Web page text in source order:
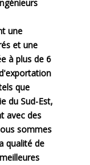
une
et une
à plus de 6
que
du Sud-Est,
avec des
sommes
qualité de